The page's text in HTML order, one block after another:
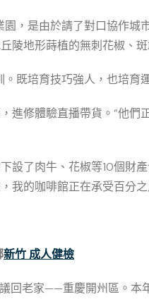
園，是由於請了對口協作
陵地形蒔植的無刺花椒、
既培育技巧強人，也培育
進修體驗直播帶貨。“他們
設了肉牛、花椒等10個財
我的咖啡館正在承受百分
新竹 成人健檢
回老家——重慶開州區。本